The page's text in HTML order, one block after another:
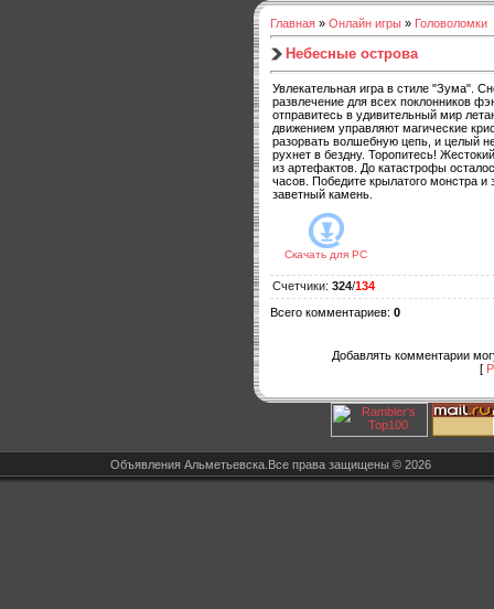
Главная » Онлайн игры » Головоломки
Небесные острова
Увлекательная игра в стиле "Зума".
развлечение для всех поклонников
отправитесь в удивительный мир
движением управляют магические
разорвать волшебную цепь, и целый
рухнет в бездну. Торопитесь!
из артефактов. До катастрофы
часов. Победите крылатого монстра и
заветный камень.
Скачать для PC
Счетчики: 324/134
Всего комментариев: 0
Добавлять комментарии
[
Объявления Альметьевска.Все права защищены © 2026